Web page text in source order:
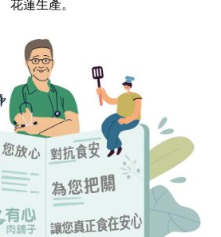
花蓮生產。